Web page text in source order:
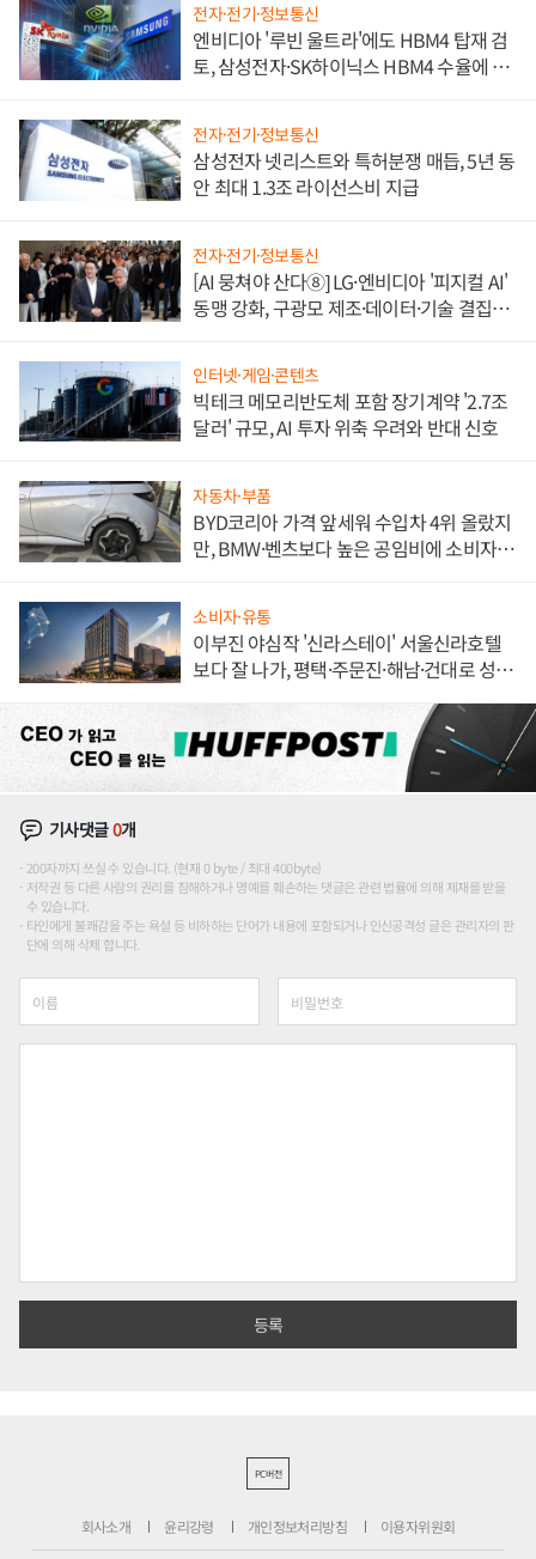
전자·전기·정보통신
엔비디아 '루빈 울트라'에도 HBM4 탑재 검
토, 삼성전자·SK하이닉스 HBM4 수율에 주
전자·전기·정보통신
삼성전자 넷리스트와 특허분쟁 매듭, 5년 동
안 최대 1.3조 라이선스비 지급
전자·전기·정보통신
[AI 뭉쳐야 산다⑧] LG·엔비디아 '피지컬 AI'
동맹 강화, 구광모 제조·데이터·기술 결집
인터넷·게임·콘텐츠
빅테크 메모리반도체 포함 장기계약 '2.7조
달러' 규모, AI 투자 위축 우려와 반대 신호
자동차·부품
BYD코리아 가격 앞세워 수입차 4위 올랐지
만, BMW·벤츠보다 높은 공임비에 소비자
소비자·유통
이부진 야심작 '신라스테이' 서울신라호텔
보다 잘 나가, 평택·주문진·해남·건대로 성
기사댓글0개
200자까지 쓰실 수 있습니다. (현재 0 byte / 최대 400byte)
저작권 등 다른 사람의 권리를 침해하거나 명예를 훼손하는 댓글은 관련 법률에 의해 제재를 받을
수 있습니다.
타인에게 불쾌감을 주는 욕설 등 비하하는 단어가 내용에 포함되거나 인신공격성 글은 관리자의 판
단에 의해 삭제 합니다.
PC버전
회사소개 윤리강령 개인정보처리방침 이용자위원회